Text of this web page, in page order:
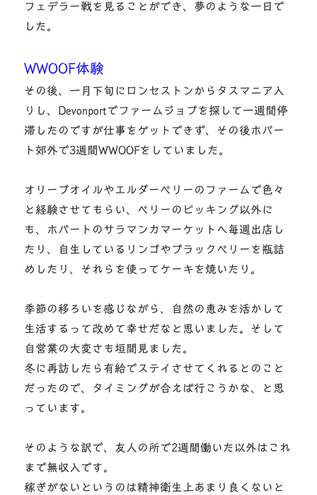
フェデラー戦を見ることができ、夢のような一日で
した。
WWOOF体験
その後、一月下旬にロンセストンからタスマニア入
りし、Devonportでファームジョブを探して一週間停
滞したのですが仕事をゲットできず、その後ホバー
ト郊外で3週間WWOOFをしていました。
オリーブオイルやエルダーベリーのファームで色々
と経験させてもらい、ベリーのピッキング以外に
も、ホバートのサラマンカマーケットへ毎週出店し
たり、自生しているリンゴやブラックベリーを瓶詰
めしたり、それらを使ってケーキを焼いたり。
季節の移ろいを感じながら、自然の恵みを活かして
生活するって改めて幸せだなと思いました。そして
自営業の大変さも垣間見ました。
冬に再訪したら有給でステイさせてくれるとのこと
だったので、タイミングが合えば行こうかな、と思
っています。
そのような訳で、友人の所で2週間働いた以外はこれ
まで無収入です。
稼ぎがないというのは精神衛生上あまり良くないと